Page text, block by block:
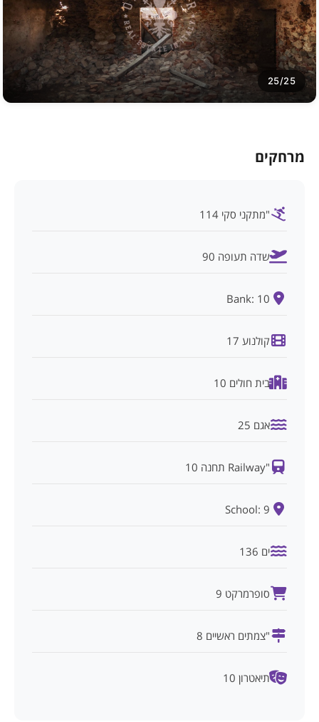
25/25
מרחקים
"מתקני סקי 114
שדה תעופה 90
Bank: 10
קולנוע 17
בית חולים 10
אגם 25
"Railway תחנה 10
School: 9
ים 136
סופרמרקט 9
"צמתים ראשיים 8
תיאטרון 10